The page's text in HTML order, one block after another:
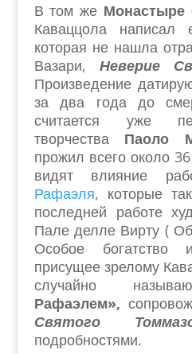
В том же
Каваццола написал
которая не нашла
Вазари, Неверие
Произведение
за два года до
считается уже
творчества Паоло
прожил всего около
видят влияние
Рафаэля, которые
последней работе
Пале делле Вирту (
Особое богатство
присущее зрелому
случайно
Рафаэлем»,
Святого
подробностями.